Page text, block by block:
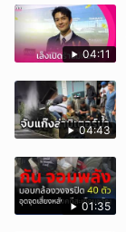
04:11
04:43
01:35